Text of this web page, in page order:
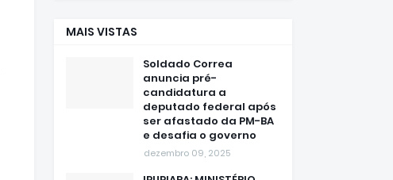
Soldado Correa
anuncia pré-
candidatura a
deputado federal após
ser afastado da PM-BA
e desafia o governo